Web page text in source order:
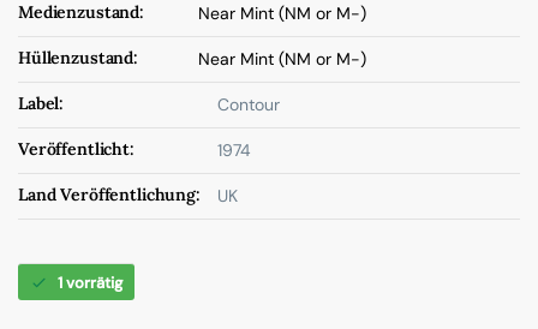
Medienzustand: Near Mint (NM or M-)
Hüllenzustand: Near Mint (NM or M-)
Label: Contour
Veröffentlicht: 1974
Land Veröffentlichung: UK
1 vorrätig